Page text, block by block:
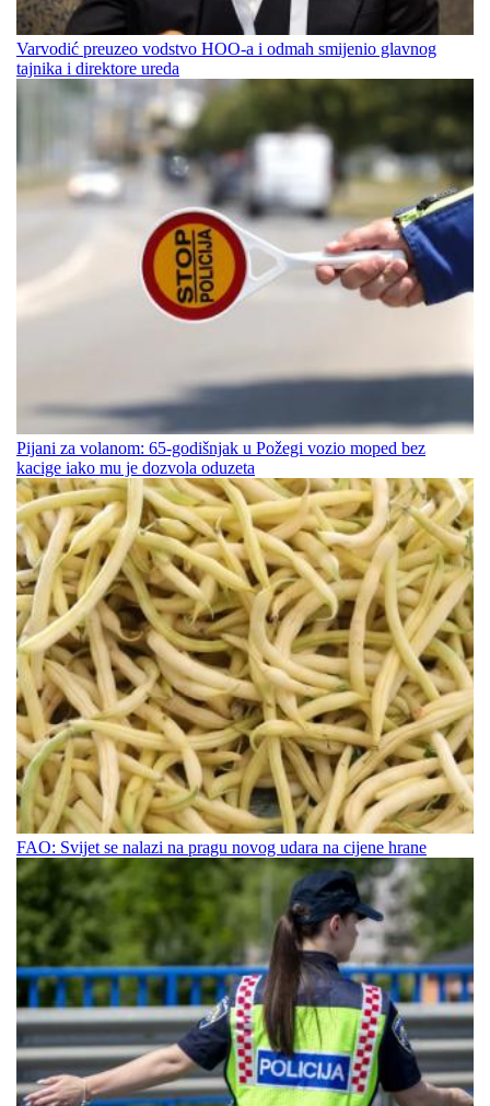
Varvodić preuzeo vodstvo HOO-a i odmah smijenio glavnog
tajnika i direktore ureda
Pijani za volanom: 65-godišnjak u Požegi vozio moped bez
kacige iako mu je dozvola oduzeta
FAO: Svijet se nalazi na pragu novog udara na cijene hrane